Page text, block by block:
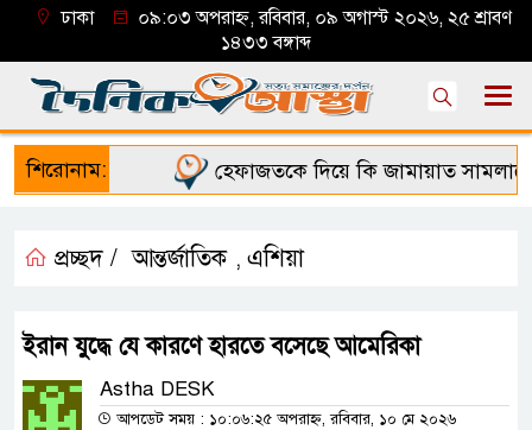
ঢাকা
০৯:০৩ অপরাহ্ন, রবিবার, ০৯ অগাস্ট ২০২৬, ২৫ শ্রাবণ
১৪৩৩ বঙ্গাব্দ
শিরোনাম: হেফাজতকে দিয়ে কি জামায়াত সামলাতে
প্রচ্ছদ / আন্তর্জাতিক , এশিয়া
ইরান যুদ্ধে যে কারণে হারতে বসেছে আমেরিকা
Astha DESK
আপডেট সময় : ১০:০৬:২৫ অপরাহ্ন, রবিবার, ১০ মে ২০২৬